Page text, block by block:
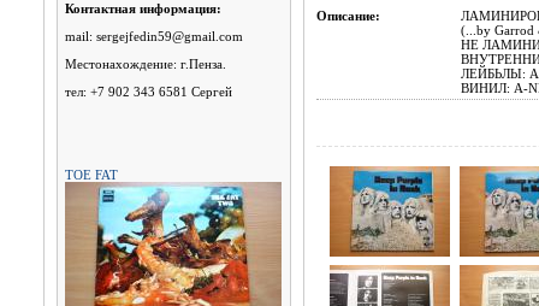
Контактная информация:
mail: sergejfedin59@gmail.com
Местонахождение: г.Пенза.
тел: +7 902 343 6581 Сергей
TOE FAT
Описание:
(...by
НЕ
ЛЕЙБЬЛЫ:
ВИНИЛ: A-